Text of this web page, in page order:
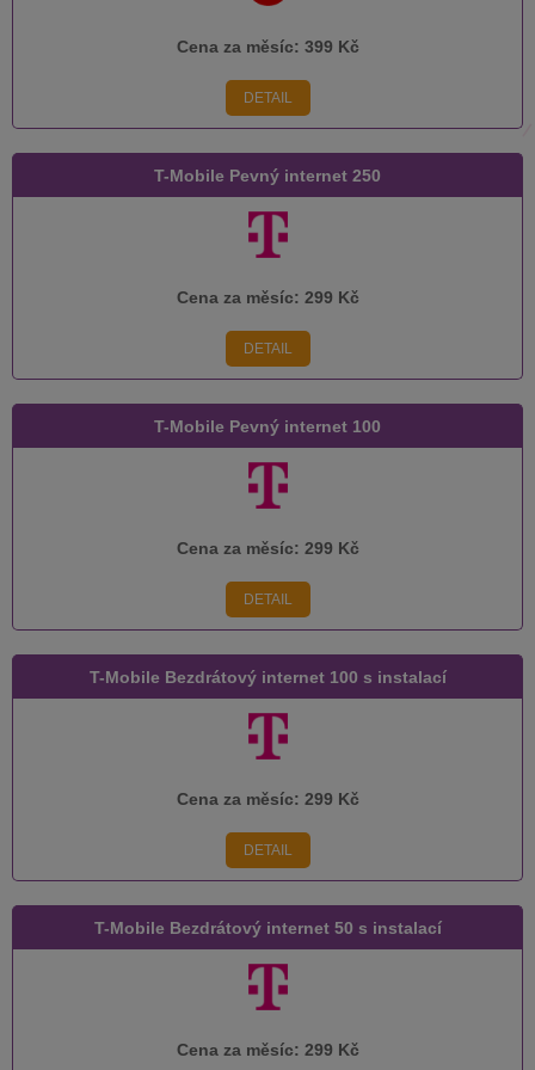
Cena za měsíc: 399 Kč
DETAIL
T-Mobile Pevný internet 250
Cena za měsíc: 299 Kč
DETAIL
T-Mobile Pevný internet 100
Cena za měsíc: 299 Kč
DETAIL
T-Mobile Bezdrátový internet 100 s instalací
Cena za měsíc: 299 Kč
DETAIL
T-Mobile Bezdrátový internet 50 s instalací
Cena za měsíc: 299 Kč